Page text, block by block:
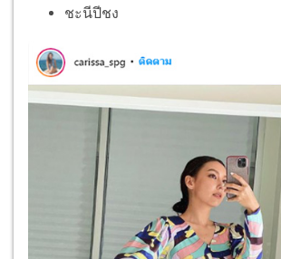
ชะนีปีชง